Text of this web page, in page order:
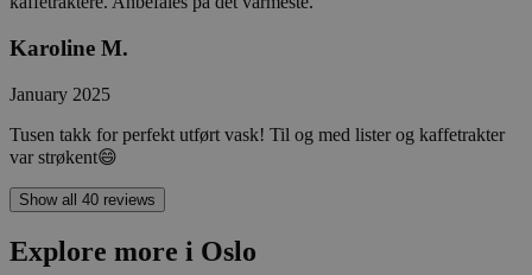
Karoline M.
January 2025
Tusen takk for perfekt utført vask! Til og med lister og kaffetrakter
var strøkent😄
Show all 40 reviews
Explore more i Oslo